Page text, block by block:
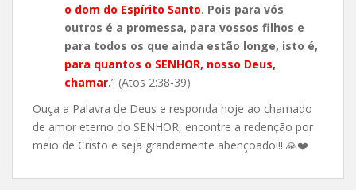
o dom do Espírito Santo. Pois para vós
outros é a promessa, para vossos filhos e
para todos os que ainda estão longe, isto é,
para quantos o SENHOR, nosso Deus,
chamar.” (Atos 2:38-39)
Ouça a Palavra de Deus e responda hoje ao chamado
de amor eterno do SENHOR, encontre a redenção por
meio de Cristo e seja grandemente abençoado!!! 🙏❤️